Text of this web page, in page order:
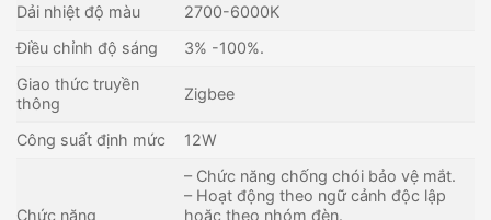
Dải nhiệt độ màu
2700-6000K
Điều chỉnh độ sáng
3% -100%.
Giao thức truyền
thông
Zigbee
Công suất định mức 12W
Chức năng
– Chức năng chống chói bảo vệ mắt.
– Hoạt động theo ngữ cảnh độc lập
hoặc theo nhóm đèn.